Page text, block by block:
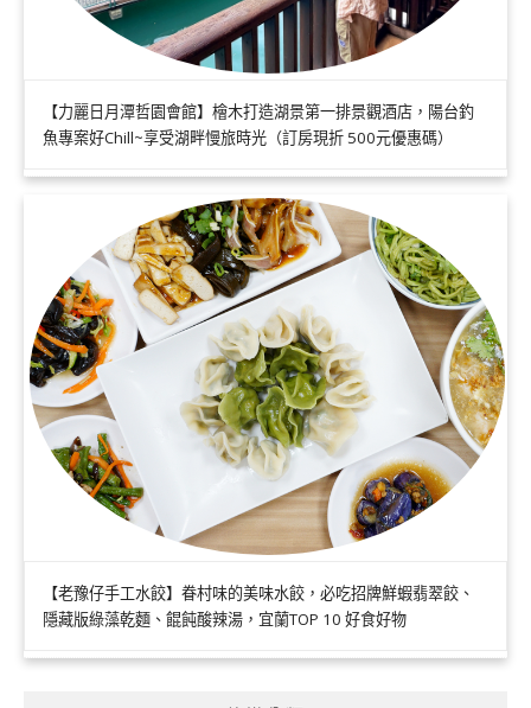
【力麗日月潭哲園會館】檜木打造湖景第一排景觀酒店，陽台釣
魚專案好Chill~享受湖畔慢旅時光（訂房現折 500元優惠碼）
【老豫仔手工水餃】眷村味的美味水餃，必吃招牌鮮蝦翡翠餃、
隱藏版綠藻乾麵、餛飩酸辣湯，宜蘭TOP 10 好食好物